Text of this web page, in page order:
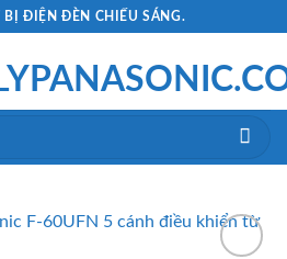
BỊ ĐIỆN ĐÈN CHIẾU SÁNG.